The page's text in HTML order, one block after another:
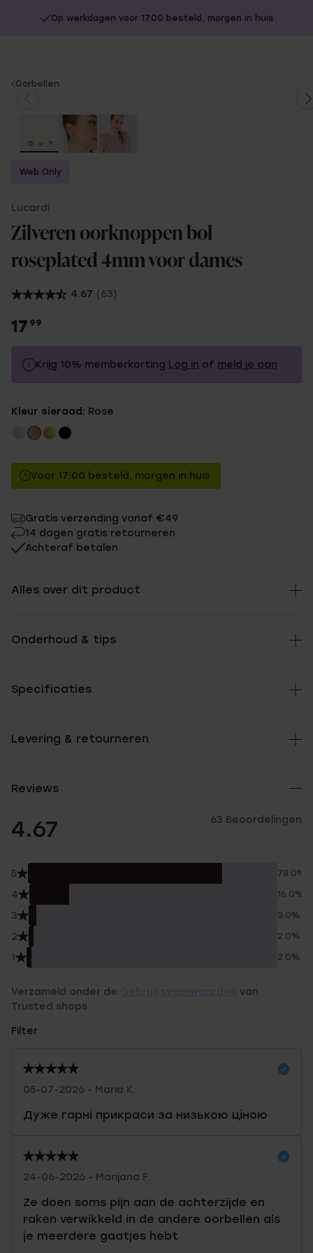
Op werkdagen voor 17.00 besteld, morgen in huis
You
Oorbellen
Web Only
Lucardi
Zilveren oorknoppen bol
roseplated 4mm voor dames
4.67 (63)
17 99
Krijg 10% memberkorting Log in of meld je aan
Zonder memberkorting
Kleur sieraad: Rose
Voor 17:00 besteld, morgen in huis
Gratis verzending vanaf €49
14 dagen gratis retourneren
Achteraf betalen
Alles over dit product
Onderhoud & tips
Specificaties
Levering & retourneren
Reviews
4.67 63 Beoordelingen
5 78.0%
4 16.0%
3 3.0%
2 2.0%
1 2.0%
Verzameld onder de
van
Trusted shops
Filter
05-07-2026 - Maria K.
Дуже гарні прикраси за низькою ціною
24-06-2026 - Marijana F.
Ze doen soms pijn aan de achterzijde en
raken verwikkeld in de andere oorbellen als
je meerdere gaatjes hebt